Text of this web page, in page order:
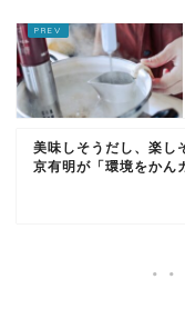
美味しそうだし、楽し
京有明が「環境をかん